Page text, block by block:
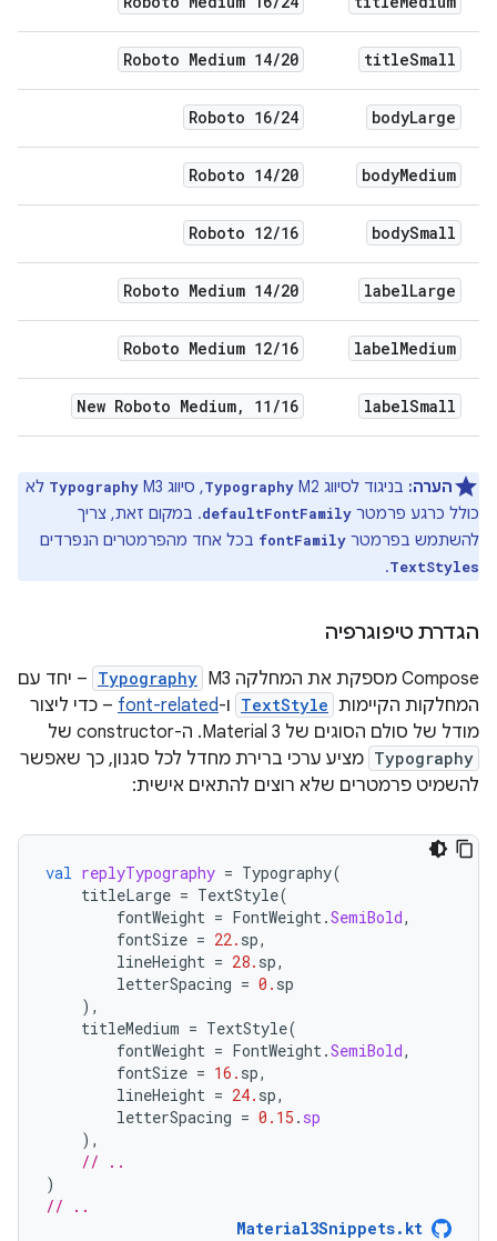
titleSmall
Roboto Medium 14/20
bodyLarge
Roboto 16/24
bodyMedium
Roboto 14/20
bodySmall
Roboto 12/16
labelLarge
Roboto Medium 14/20
labelMedium
Roboto Medium 12/16
labelSmall
New Roboto Medium, 11 /16
הערה: בניגוד לסיווג M2 Typography, סיווג M3 Typography לא
כולל כרגע פרמטר defaultFontFamily. במקום זאת, צריך
להשתמש בפרמטר fontFamily בכל אחד מהפרמטרים הנפרדים
TextStyles
.
הגדרת טיפוגרפיה
‫Compose מספקת את המחלקה M3 Typography – יחד עם
המחלקות הקיימות TextStyle ו-font-related – כדי ליצור
מודל של סולם הסוגים של Material 3. ה-constructor של
Typography מציע ערכי ברירת מחדל לכל סגנון, כך שאפשר
להשמיט פרמטרים שלא רוצים להתאים אישית:
val replyTypography = Typography(
titleLarge = TextStyle(
fontWeight = FontWeight.SemiBold,
fontSize = 22. sp,
lineHeight = 28. sp,
letterSpacing = 0. sp
),
titleMedium = TextStyle(
fontWeight = FontWeight.SemiBold,
fontSize = 16. sp,
lineHeight = 24. sp,
letterSpacing = 0.15 . sp
),
// ..
)
// ..
Material3Snippets.kt